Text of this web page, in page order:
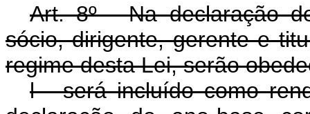
Art. 8º - Na declaração
sócio, dirigente, gerente e
regime desta Lei, serão
l - será incluído como